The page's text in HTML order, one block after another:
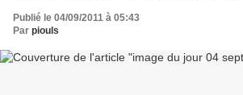
Publié le 04/09/2011 à 05:43
Par piouls